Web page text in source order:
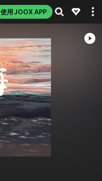
使用 JOOX APP